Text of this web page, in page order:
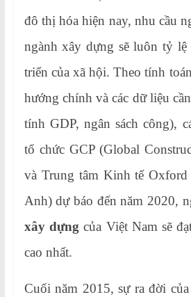
đô thị hóa hiện nay, nhu cầu
ngành xây dựng sẽ luôn tỷ
triển của xã hội. Theo tính
hướng chính và các dữ liệu
tính GDP, ngân sách công),
tổ chức GCP (Global
và Trung tâm Kinh tế
Anh) dự báo đến năm 2020,
xây dựng của Việt Nam sẽ
cao nhất.
Cuối năm 2015, sự ra đời